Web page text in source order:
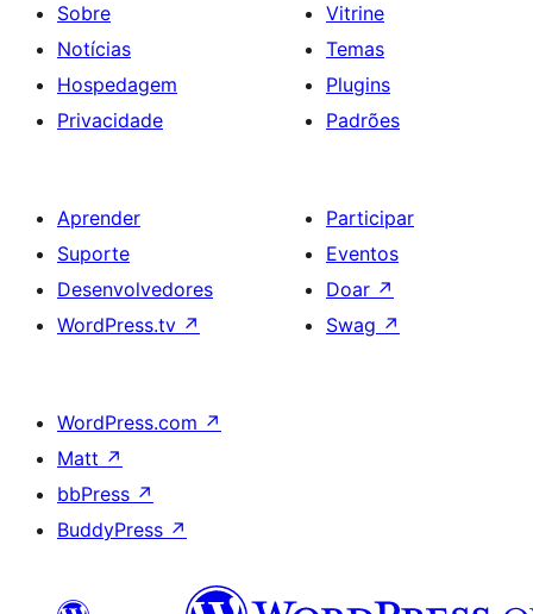
Sobre
Notícias
Hospedagem
Privacidade
Vitrine
Temas
Plugins
Padrões
Aprender
Suporte
Desenvolvedores
WordPress.tv ↗
Participar
Eventos
Doar ↗
Swag ↗
WordPress.com ↗
Matt ↗
bbPress ↗
BuddyPress ↗